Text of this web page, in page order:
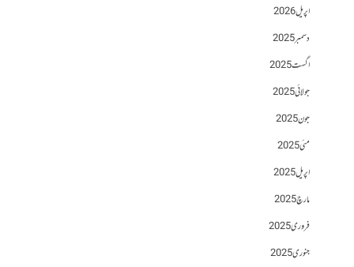
اپریل 2026
دسمبر 2025
اگست 2025
جولائی 2025
جون 2025
مئی 2025
اپریل 2025
مارچ 2025
فروری 2025
جنوری 2025